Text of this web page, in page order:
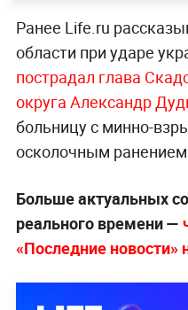
Ранее Life.ru
области при ударе
пострадал глава
округа Александр
больницу с минно-
осколочным
Больше актуальных
реального времени —
«Последние новости»